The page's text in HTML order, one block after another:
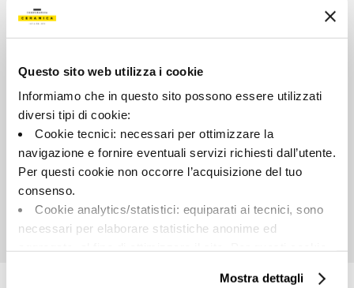
Questo sito web utilizza i cookie
Informiamo che in questo sito possono essere utilizzati
diversi tipi di cookie:
Cookie tecnici: necessari per ottimizzare la
navigazione e fornire eventuali servizi richiesti dall’utente.
Per questi cookie non occorre l’acquisizione del tuo
consenso.
Cookie analytics/statistici: equiparati ai tecnici, sono
necessari per elaborare statistiche anonime ed
Cookie di profilazione/marketing: sono utilizzati, solo
Mostra dettagli
Цвет:
Грейдж
Фон
Формат:
90.0x90.0
Естественный
Матовый
Разнотон:
Единица измерения:
MQ